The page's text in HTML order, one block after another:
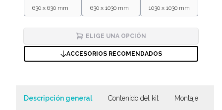
630 x 630 mm 630 x 1030 mm 1030 x 1030 mm
ELIGE UNA OPCIÓN
ACCESORIOS RECOMENDADOS
Descripción general Contenido del kit Montaje